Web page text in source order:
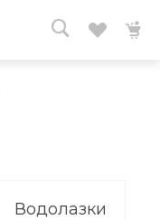
Водолазки